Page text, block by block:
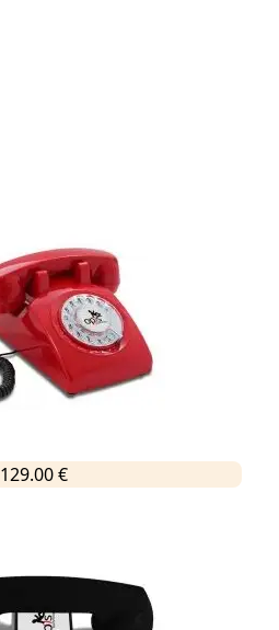
129.00 €